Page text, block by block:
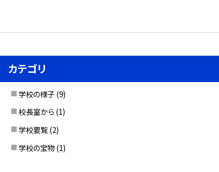
カテゴリ
学校の様子 (9)
校長室から (1)
学校要覧 (2)
学校の宝物 (1)